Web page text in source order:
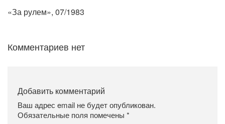
«За рулем», 07/1983
Комментариев нет
Добавить комментарий
Ваш адрес email не будет опубликован.
Обязательные поля помечены *